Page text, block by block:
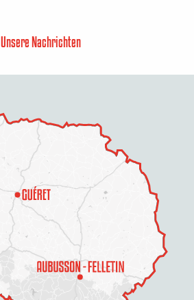
Öffnungen
Per E-Mail
Unsere Nachrichten